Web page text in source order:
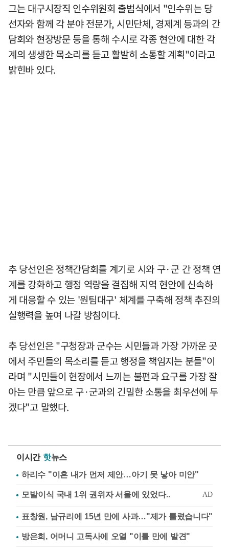
그는 대구시장직 인수위원회 출범식에서 "인수위는 당
선자와 함께 각 분야 전문가, 시민단체, 경제계 등과의 간
담회와 현장방문 등을 통해 수시로 각종 현안에 대한 각
계의 생생한 목소리를 듣고 활발히 소통할 계획"이라고
밝힌바 있다.
추 당선인은 정책간담회를 계기로 시와 구·군 간 정책 연
계를 강화하고 행정 역량을 결집해 지역 현안에 신속하
게 대응할 수 있는 '원팀대구' 체계를 구축해 정책 추진의
실행력을 높여 나갈 방침이다.
추 당선인은 "구청장과 군수는 시민들과 가장 가까운 곳
에서 주민들의 목소리를 듣고 행정을 책임지는 분들"이
라며 "시민들이 현장에서 느끼는 불편과 요구를 가장 잘
아는 만큼 앞으로 구·군과의 긴밀한 소통을 최우선에 두
겠다"고 말했다.
이시간 핫뉴스
하리수 "이혼 내가 먼저 제안…아기 못 낳아 미안"
표창원, 남규리에 15년 만에 사과…"제가 틀렸습니다"
방은희, 어머니 고독사에 오열 "이틀 만에 발견"